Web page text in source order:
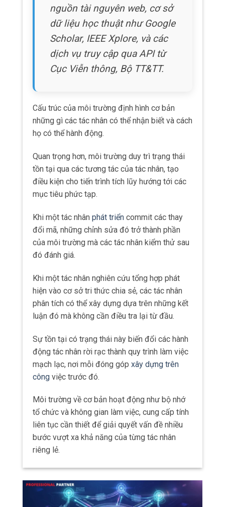
nguồn tài nguyên web, cơ sở
dữ liệu học thuật như Google
Scholar, IEEE Xplore, và các
dịch vụ truy cập qua API từ
Cục Viễn thông, Bộ TT&TT.
Cấu trúc của môi trường định hình cơ bản
những gì các tác nhân có thể nhận biết và cách
họ có thể hành động.
Quan trọng hơn, môi trường duy trì trạng thái
tồn tại qua các tương tác của tác nhân, tạo
điều kiện cho tiến trình tích lũy hướng tới các
mục tiêu phức tạp.
Khi một tác nhân phát triển commit các thay
đổi mã, những chỉnh sửa đó trở thành phần
của môi trường mà các tác nhân kiểm thử sau
đó đánh giá.
Khi một tác nhân nghiên cứu tổng hợp phát
hiện vào cơ sở tri thức chia sẻ, các tác nhân
phân tích có thể xây dựng dựa trên những kết
luận đó mà không cần điều tra lại từ đầu.
Sự tồn tại có trạng thái này biến đổi các hành
động tác nhân rời rạc thành quy trình làm việc
mạch lạc, nơi mỗi đóng góp xây dựng trên
công việc trước đó.
Môi trường về cơ bản hoạt động như bộ nhớ
tổ chức và không gian làm việc, cung cấp tính
liên tục cần thiết để giải quyết vấn đề nhiều
bước vượt xa khả năng của từng tác nhân
riêng lẻ.